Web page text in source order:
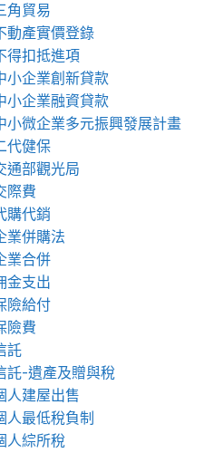
角貿易
動產實價登錄
得扣抵進項
小企業創新貸款
小企業融資貸款
小微企業多元振興發展計畫
代健保
通部觀光局
際費
購代銷
業併購法
業合併
金支出
險給付
險費
託
託-遺產及贈與稅
人建屋出售
人最低稅負制
人綜所稅